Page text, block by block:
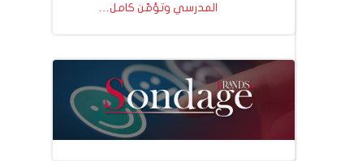
المدرسي وتؤمّن كامل…